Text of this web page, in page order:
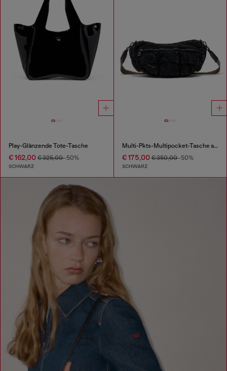
Play-Glänzende Tote-Tasche
€ 162,00 € 325,00-50%
SCHWARZ
Multi-Pkts-Multipocket-Tasche aus gewaschenem Denim
€ 175,00€ 350,00-50%
SCHWARZ